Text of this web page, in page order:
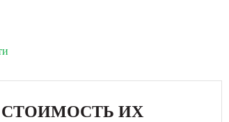
СТОИМОСТЬ ИХ